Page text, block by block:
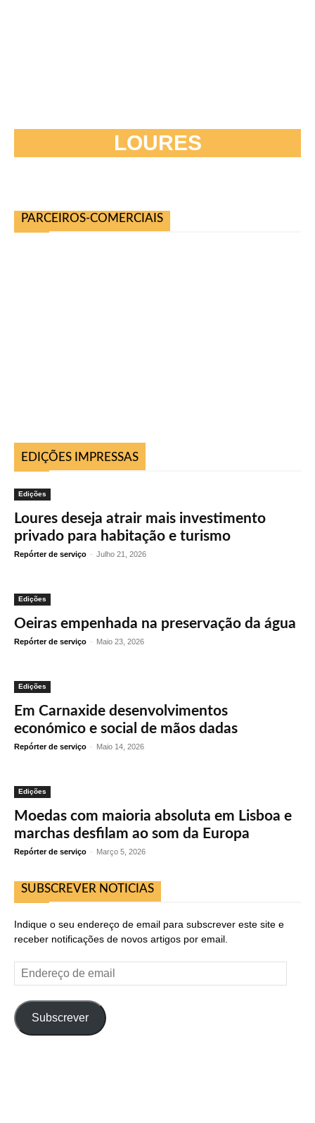
LOURES
PARCEIROS-COMERCIAIS
EDIÇÕES IMPRESSAS
Edições
Loures deseja atrair mais investimento
privado para habitação e turismo
Repórter de serviço - Julho 21, 2026
Edições
Oeiras empenhada na preservação da água
Repórter de serviço - Maio 23, 2026
Edições
Em Carnaxide desenvolvimentos
económico e social de mãos dadas
Repórter de serviço - Maio 14, 2026
Edições
Moedas com maioria absoluta em Lisboa e
marchas desfilam ao som da Europa
Repórter de serviço - Março 5, 2026
SUBSCREVER NOTICIAS
Indique o seu endereço de email para subscrever este site e
receber notificações de novos artigos por email.
Endereço
de
Subscrever